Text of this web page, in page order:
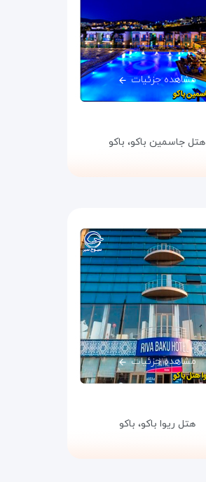
مشاهده جزئیات
هتل جاسمین باکو، باکو
مشاهده جزئیات
هتل ریوا باکو، باکو